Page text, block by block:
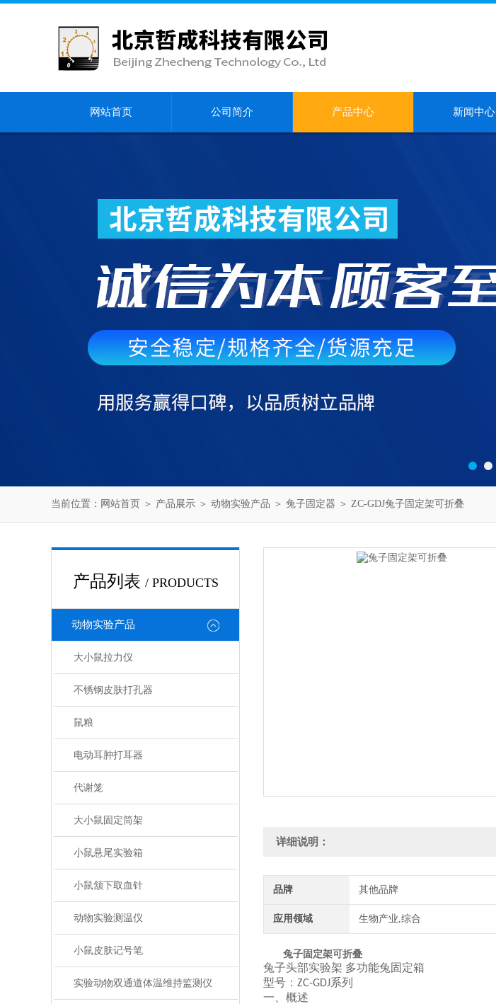
网站首页 公司简介 产品中心 新闻中心
当前位置： 网站首页 ＞ 产品展示 ＞ 动物实验产品 ＞ 兔子固定器 ＞ ZC-GDJ兔子固定架可折叠
产品列表 / PRODUCTS
动物实验产品
大小鼠拉力仪
不锈钢皮肤打孔器
鼠粮
电动耳肿打耳器
代谢笼
大小鼠固定筒架
小鼠悬尾实验箱
小鼠颔下取血针
动物实验测温仪
小鼠皮肤记号笔
实验动物双通道体温维持监测仪
详细说明：
品牌 其他品牌
应用领域 生物产业,综合
兔子固定架可折叠
兔子头部实验架 多功能兔固定箱
型号： ZC-GDJ系列
一、概述